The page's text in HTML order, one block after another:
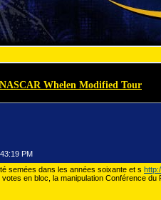
Whelen Modified Tour
PM
semées dans les années soixante et s
en bloc, la manipulation Conférence